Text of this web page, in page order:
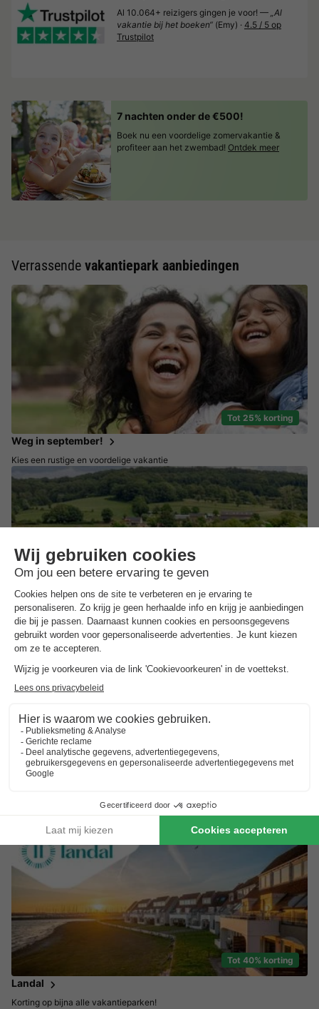
Al 10.064+ reizigers gingen je voor! — „Al
vakantie bij het boeken“ (Emy) · 4.5 / 5 op
Trustpilot
7 nachten onder de €500!
Boek nu een voordelige zomervakantie &
profiteer aan het zwembad! Ontdek meer
Verrassende vakantiepark aanbiedingen
Tot 25% korting
Weg in september!
Kies een rustige en voordelige vakantie
Tot 35% korting
Zuid Nederland
Profiteer nu van deze tijdelijke deals in Zuid Nederland!
Vakantiepark met waterpark
Tot 40% korting
Landal
Korting op bijna alle vakantieparken!